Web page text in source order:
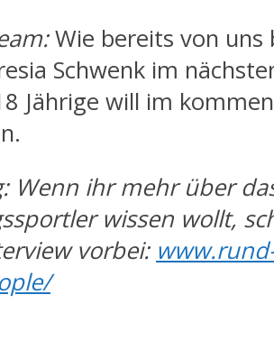
Wie bereits von
Schwenk im
Jährige will im
Wenn ihr mehr über
wissen wollt,
vorbei: